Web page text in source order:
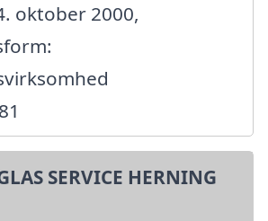
oktober 2000,
SERVICE HERNING